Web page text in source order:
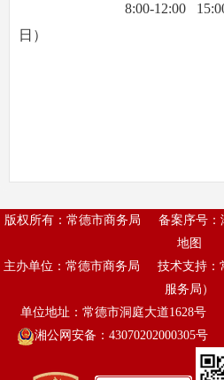
8:00-12:00 15:00-
日）
版权所有：常德市商务局 备案序号：
地图
主办单位：常德市商务局
技术支持：
服务局）
单位地址：常德市洞庭大道1628号
湘公网安备：43070202000305号